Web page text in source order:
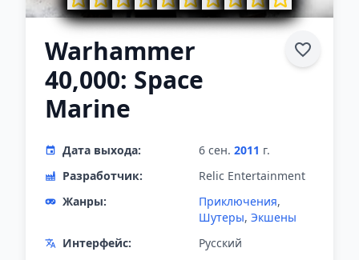
Warhammer
40,000: Space
Marine
Дата выхода: 6 сен. 2011 г.
Разработчик:
Relic Entertainment
Жанры:
Приключения,
Шутеры, Экшены
Интерфейс:
Русский